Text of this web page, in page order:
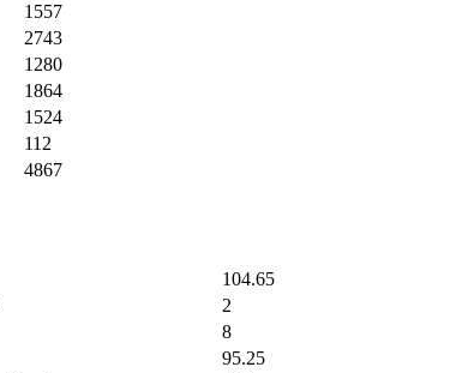
1557
2743
1280
1864
1524
112
4867
104.65
2
8
95.25